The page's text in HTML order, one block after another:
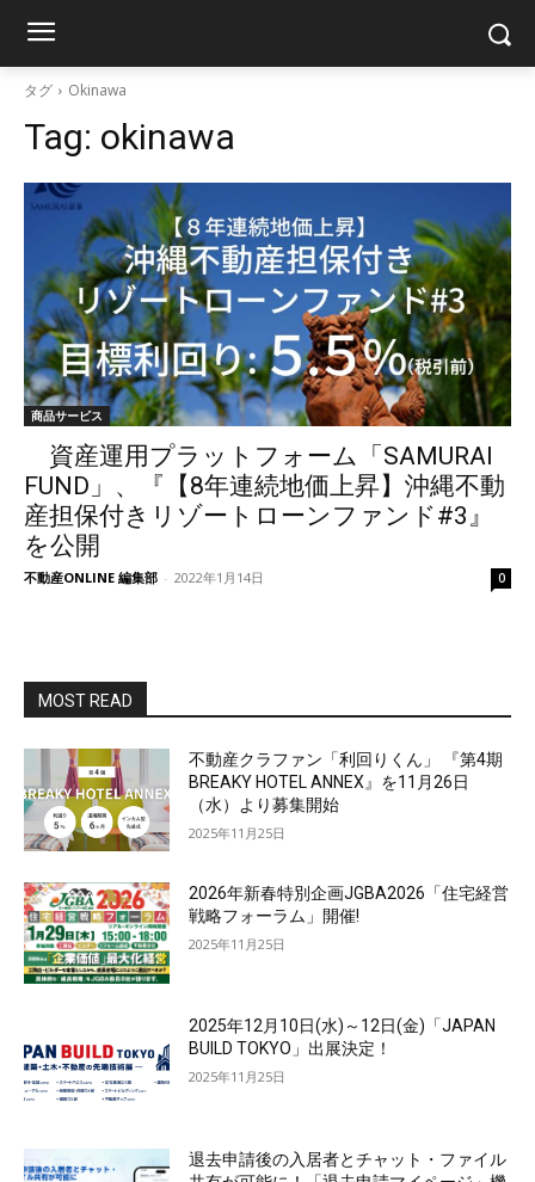
タグ Okinawa
Tag: okinawa
商品サービス
資産運用プラットフォーム「SAMURAI
FUND」、『【8年連続地価上昇】沖縄不動
産担保付きリゾートローンファンド#3』
を公開
不動産ONLINE 編集部 - 2022年1月14日 0
MOST READ
不動産クラファン「利回りくん」 『第4期
BREAKY HOTEL ANNEX』を11月26日
（水）より募集開始
2025年11月25日
2026年新春特別企画JGBA2026「住宅経営
戦略フォーラム」開催!
2025年11月25日
2025年12月10日(水)～12日(金)「JAPAN
BUILD TOKYO」出展決定！
2025年11月25日
退去申請後の入居者とチャット・ファイル